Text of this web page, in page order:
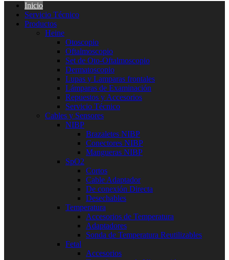
Inicio
Servicio Técnico
Productos
Heine
Otoscopio
Oftalmoscopio
Set de Oto-Oftalmoscopio
Dermatoscopio
Lupas y Lamparas frontales
Lámparas de Examinación
Repuestos y Accesorios
Servicio Técnico
Cables y Sensores
NIBP
Brazaletes NIBP
Conectores NIBP
Mangueras NIBP
SpO2
Cortos
Cable Adaptador
De conexión Directa
Desechables
Temperatura
Accesorios de Temperatura
Adaptadores
Sonda de Temperatura Reutilizables
Fetal
Accesorios